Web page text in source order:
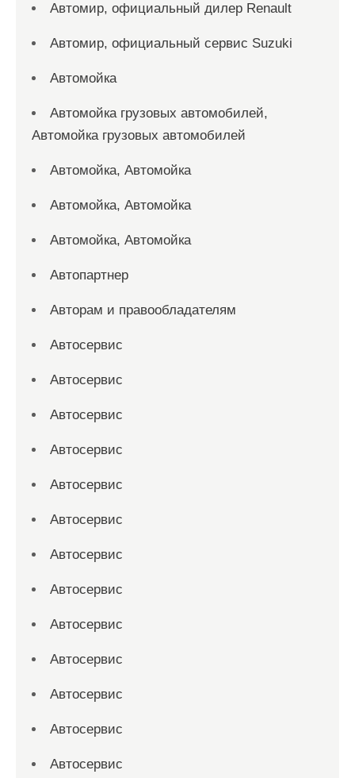
Автомир, официальный дилер Renault
Автомир, официальный сервис Suzuki
Автомойка
Автомойка грузовых автомобилей,
Автомойка грузовых автомобилей
Автомойка, Автомойка
Автомойка, Автомойка
Автомойка, Автомойка
Автопартнер
Авторам и правообладателям
Автосервис
Автосервис
Автосервис
Автосервис
Автосервис
Автосервис
Автосервис
Автосервис
Автосервис
Автосервис
Автосервис
Автосервис
Автосервис